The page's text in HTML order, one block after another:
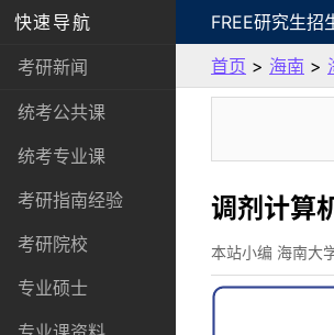
快速导航
考研新闻
统考公共课
统考专业课
考研指南经验
考研院校
专业硕士
FREE研究生招
首页 > 海南 >
调剂计算
本站小编 海南大